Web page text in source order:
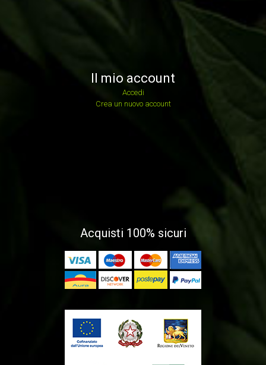
Il mio account
Accedi
Crea un nuovo account
Acquisti 100% sicuri